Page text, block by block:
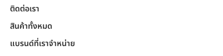
ติดต่อเรา
สินค้าทั้งหมด
แบรนด์ที่เราจำหน่าย